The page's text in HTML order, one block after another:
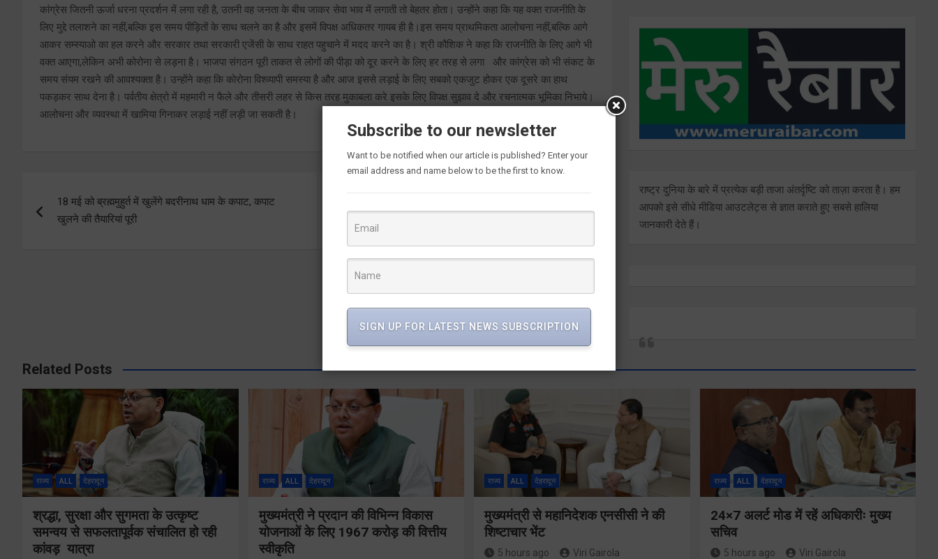
कांग्रेस जितनी ऊर्जा धरना प्रदर्शन में लगा रही है, उतनी वह जनता के बीच जाकर सेवा भाव में लगाती तो बेहतर होता। उन्होंने कहा कि यह वक्त राजनीति के
लिए मुद्दे तलाशने का नहीं,बल्कि इस समय पीड़ितों के साथ चलने का है और इसमें विपक्ष अधिकतर गायब ही है।इस समय प्राथमिकता आलोचना नहीं,बल्कि आगे
आकर सम्स्याओ का हल करने और सरकार तथा सरकारी एजेंसी के साथ राहत पहुचाने में मदद करने का है। श्री कौशिक ने कहा कि राजनीति के लिए आगे भी
वक्त आएगा,लेकिन अभी कोरोना से लड़ना है। भाजपा संगठन पूरी ताकत से लोगों की पीड़ा को दूर करने के लिए हर तरह से लगा और कांग्रेस को भी संकट के
समय संयम रखने की आवश्यक्ता है। उन्होंने कहा कि कोरोना विश्व्यापी समस्या है और आज इससे लड़ाई के लिए सबको एकजुट होकर एक दूसरे का हाथ
पकड़कर साथ देना है। पर्वतीय क्षेत्रो में महमारी न फैले और तीसरी लहर से किस तरह मुकाबला करे इसके लिए विपक्ष सुझाव दे और रचनात्मक भूमिका निभाये।
आलोचना और व्यवस्था में खामिया गिनाकर लड़ाई नहीं लड़ी जा सकती है।
navigation
18 मई को ब्रह्ममुहुर्त में खुलेंगे बदरीनाथ धाम के कपाट, कपाट
खुलने की तैयारियां पूरी
राष्ट्र दुनिया के बारे में प्रत्येक बड़ी ताजा अंतर्दृष्टि को ताज़ा करता है। हम
आपको इसे सीधे मीडिया आउटलेट्स से ज्ञात कराते हुए सबसे हालिया
जानकारी देते हैं।
Related Posts
राज्य ALL देहरादून
श्रद्धा, सुरक्षा और सुगमता के उत्कृष्ट
समन्वय से सफलतापूर्वक संचालित हो रही
कांवड़ यात्रा
राज्य ALL देहरादून
मुख्यमंत्री ने प्रदान की विभिन्न विकास
योजनाओं के लिए 1967 करोड़ की वित्तीय
स्वीकृति
राज्य ALL देहरादून
मुख्यमंत्री से महानिदेशक एनसीसी ने की
शिष्टाचार भेंट
5 hours ago Viri Gairola
राज्य ALL देहरादून
24×7 अलर्ट मोड में रहें अधिकारीः मुख्य
सचिव
5 hours ago Viri Gairola
Subscribe to our newsletter
Want to be notified when our article is published? Enter your
email address and name below to be the first to know.
SIGN UP FOR LATEST NEWS SUBSCRIPTION